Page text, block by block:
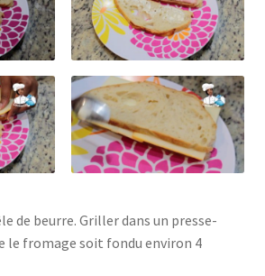
de beurre. Griller dans un presse-
le fromage soit fondu environ 4